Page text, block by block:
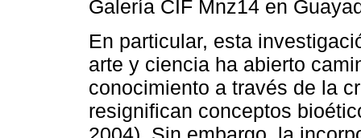
Galería CIF Mnz14 en
En particular, esta
arte y ciencia ha abierto
conocimiento a través de la
resignifican conceptos